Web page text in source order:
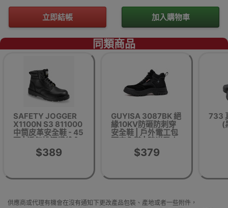
立即結帳 加入購物車
同類商品
SAFETY JOGGER
X1100N S3 811000
中筒皮革安全鞋 - 45
碼 | 透氣排汗纖維內
襯 | 塑鋼輕便鞋頭 |
SJ Flex
$389
GUYISA 3087BK 絕
緣10KV防砸防刺穿
安全鞋 | 戶外電工包
頭安全鞋 | 時尚登山
鞋 | 適合4季穿著 -中
筒款(37碼)
$379
733
(
供應商或代理有機會在沒有通知下更改產品包裝、產地或者一些附件，